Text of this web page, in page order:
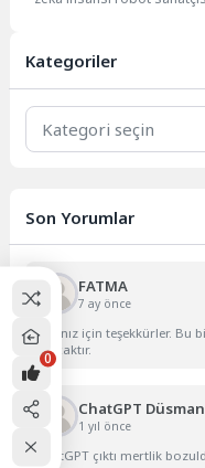
Kategoriler
Kategoriler
Son Yorumlar
FATMA
7 ay önce
Yazınız için teşekkürler. Bu
olacaktır.
ChatGPT
1 yıl önce
ChatGPT çıktı mertlik
0